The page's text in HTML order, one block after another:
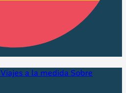
Viajes a la medida Sobre